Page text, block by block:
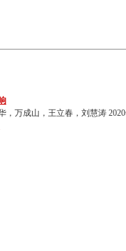
万成山，王立春，刘慧涛